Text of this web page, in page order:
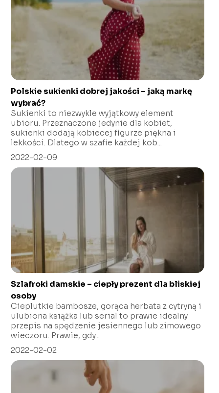
Polskie sukienki dobrej jakości – jaką markę
wybrać?
Sukienki to niezwykle wyjątkowy element
ubioru. Przeznaczone jedynie dla kobiet,
sukienki dodają kobiecej figurze piękna i
lekkości. Dlatego w szafie każdej kob...
2022-02-09
Szlafroki damskie – ciepły prezent dla bliskiej
osoby
Cieplutkie bambosze, gorąca herbata z cytryną i
ulubiona książka lub serial to prawie idealny
przepis na spędzenie jesiennego lub zimowego
wieczoru. Prawie, gdy...
2022-02-02